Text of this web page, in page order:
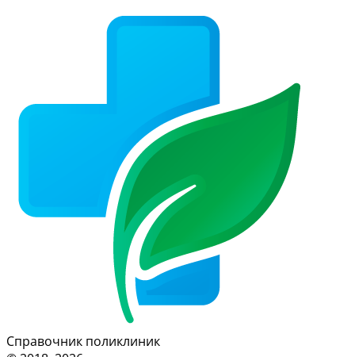
Справочник поликлиник